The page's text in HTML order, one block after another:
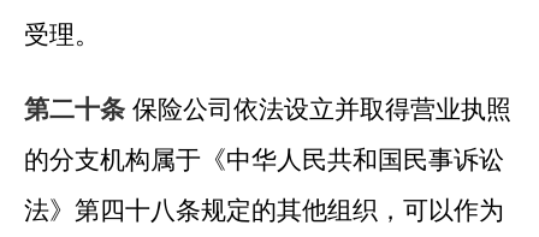
受理。
第二十条 保险公司依法设立并取得营业执照
的分支机构属于《中华人民共和国民事诉讼
法》第四十八条规定的其他组织，可以作为